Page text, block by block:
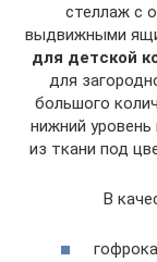
стеллаж с
выдвижными
для детской
для
большого
нижний
из ткани под
В